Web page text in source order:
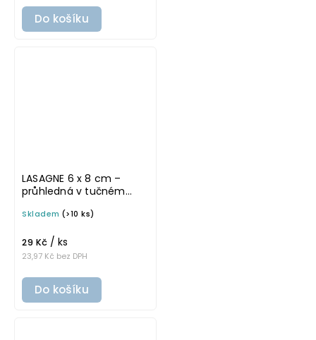
Do košíku
LASAGNE 6 x 8 cm –
průhledná v tučném
samolepka na
Skladem (>10 ks)
23,97 Kč bez DPH
29 Kč / ks
Do košíku